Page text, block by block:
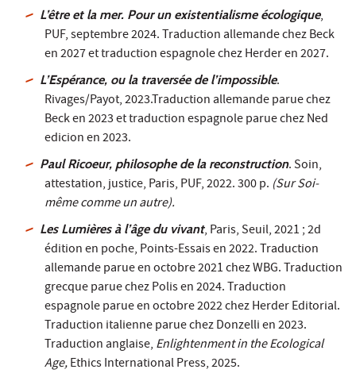
L’être et la mer. Pour un existentialisme écologique,
PUF, septembre 2024. Traduction allemande chez Beck
en 2027 et traduction espagnole chez Herder en 2027.
L’Espérance, ou la traversée de l’impossible.
Rivages/Payot, 2023.Traduction allemande parue chez
Beck en 2023 et traduction espagnole parue chez Ned
edicion en 2023.
Paul Ricoeur, philosophe de la reconstruction. Soin,
attestation, justice, Paris, PUF, 2022. 300 p. (Sur Soi-
même comme un autre).
Les Lumières à l’âge du vivant, Paris, Seuil, 2021 ; 2d
édition en poche, Points-Essais en 2022. Traduction
allemande parue en octobre 2021 chez WBG. Traduction
grecque parue chez Polis en 2024. Traduction
espagnole parue en octobre 2022 chez Herder Editorial.
Traduction italienne parue chez Donzelli en 2023.
Traduction anglaise, Enlightenment in the Ecological
Age,Ethics International Press, 2025.